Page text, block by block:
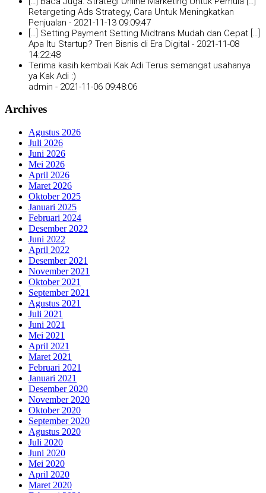
Retargeting Ads Strategy, Cara Untuk Meningkatkan
Penjualan - 2021-11-13 09:09:47
[…] Setting Payment Setting Midtrans Mudah dan Cepat […]
Apa Itu Startup? Tren Bisnis di Era Digital - 2021-11-08
14:22:48
Terima kasih kembali Kak Adi Terus semangat usahanya
ya Kak Adi :)
admin - 2021-11-06 09:48:06
Archives
Agustus 2026
Juli 2026
Juni 2026
Mei 2026
April 2026
Maret 2026
Oktober 2025
Januari 2025
Februari 2024
Desember 2022
Juni 2022
April 2022
Desember 2021
November 2021
Oktober 2021
September 2021
Agustus 2021
Juli 2021
Juni 2021
Mei 2021
April 2021
Maret 2021
Februari 2021
Januari 2021
Desember 2020
November 2020
Oktober 2020
September 2020
Agustus 2020
Juli 2020
Juni 2020
Mei 2020
April 2020
Maret 2020